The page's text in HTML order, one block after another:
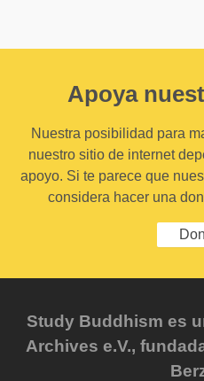
Apoya
Nuestra posibilidad para
nuestro sitio de internet
apoyo. Si te parece que
considera hacer una
Study Buddhism es
Archives e.V.,